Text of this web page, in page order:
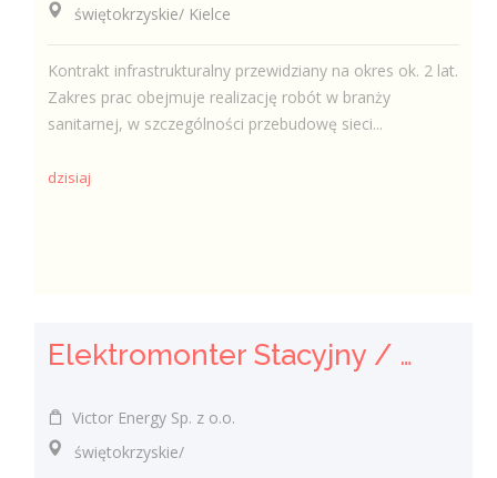
świętokrzyskie/ Kielce
Kontrakt infrastrukturalny przewidziany na okres ok. 2 lat.
Zakres prac obejmuje realizację robót w branży
sanitarnej, w szczególności przebudowę sieci...
dzisiaj
Elektromonter Stacyjny / Elektromonterka Stacyjna (K/M)
Victor Energy Sp. z o.o.
świętokrzyskie/